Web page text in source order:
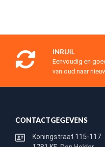
INRUIL
Eenvoudig en
van oud naar
CONTACTGEGEVENS
Koningstraat 115-117